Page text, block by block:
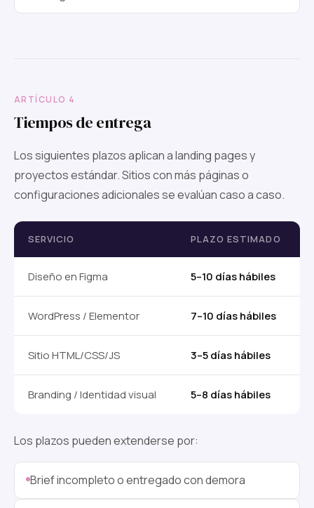
ARTÍCULO 4
Tiempos de entrega
Los siguientes plazos aplican a landing pages y
proyectos estándar. Sitios con más páginas o
configuraciones adicionales se evalúan caso a caso.
SERVICIO PLAZO ESTIMADO
Diseño en Figma 5–10 días hábiles
WordPress / Elementor 7–10 días hábiles
Sitio HTML/CSS/JS 3–5 días hábiles
Branding / Identidad visual 5–8 días hábiles
Los plazos pueden extenderse por:
Brief incompleto o entregado con demora